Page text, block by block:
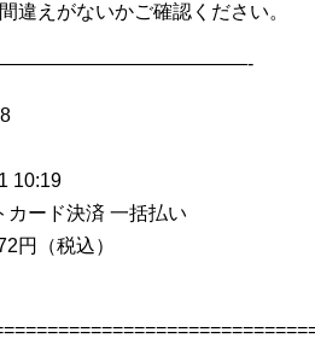
違えがないかご確認ください。
10:19
ード決済 一括払い
円（税込）